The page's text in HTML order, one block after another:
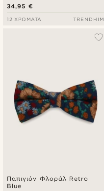
34,95 €
12 ΧΡΏΜΑΤΑ TRENDHIM
Παπιγιόν Φλοράλ Retro
Blue